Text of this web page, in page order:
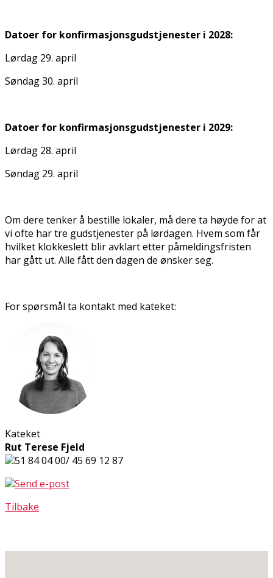
Datoer for konfirmasjonsgudstjenester i 2028:
Lørdag 29. april
Søndag 30. april
Datoer for konfirmasjonsgudstjenester i 2029:
Lørdag 28. april
Søndag 29. april
Om dere tenker å bestille lokaler, må dere ta høyde for at
vi ofte har tre gudstjenester på lørdagen. Hvem som får
hvilket klokkeslett blir avklart etter påmeldingsfristen
har gått ut. Alle fått den dagen de ønsker seg.
For spørsmål ta kontakt med kateket:
Kateket
Rut Terese Fjeld
51 84 04 00/ 45 69 12 87
Send e-post
Tilbake